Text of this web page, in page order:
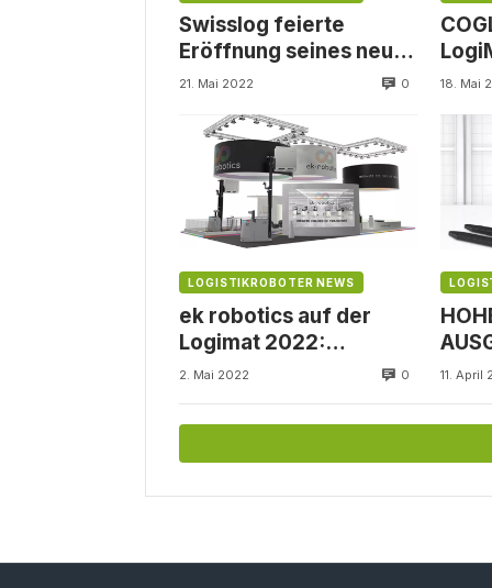
Swisslog feierte
Eröffnung seines neuen
Dortmunder
21. Mai 2022 0 18. Mai
LOGISTIKROBOTER NEWS
ek robotics auf der
Logimat 2022:
NEUHEITEN,
EINE WELTPREMIERE!
2. Mai 2022 0 11. April